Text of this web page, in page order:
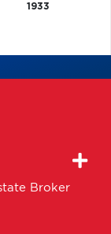
1933
Broker